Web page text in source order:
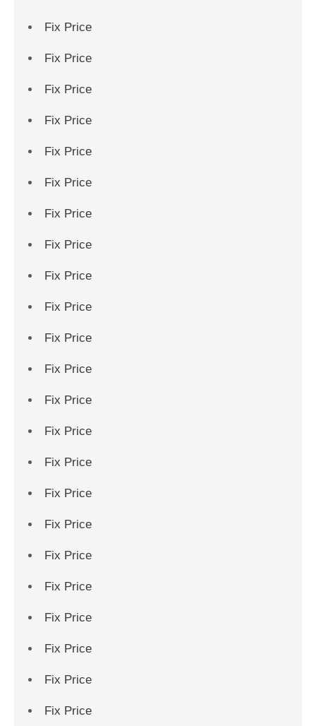
Fix Price
Fix Price
Fix Price
Fix Price
Fix Price
Fix Price
Fix Price
Fix Price
Fix Price
Fix Price
Fix Price
Fix Price
Fix Price
Fix Price
Fix Price
Fix Price
Fix Price
Fix Price
Fix Price
Fix Price
Fix Price
Fix Price
Fix Price